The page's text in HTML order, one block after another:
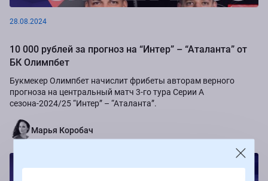
28.08.2024
10 000 рублей за прогноз на “Интер” – “Аталанта” от
БК Олимпбет
Букмекер Олимпбет начислит фрибеты авторам верного
прогноза на центральный матч 3-го тура Серии А
сезона-2024/25 “Интер” – “Аталанта”.
Марья Коробач